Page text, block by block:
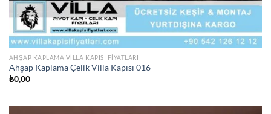
AHŞAP KAPLAMA VILLA KAPISI FIYATLARI
Ahşap Kaplama Çelik Villa Kapısı 016
₺0,00